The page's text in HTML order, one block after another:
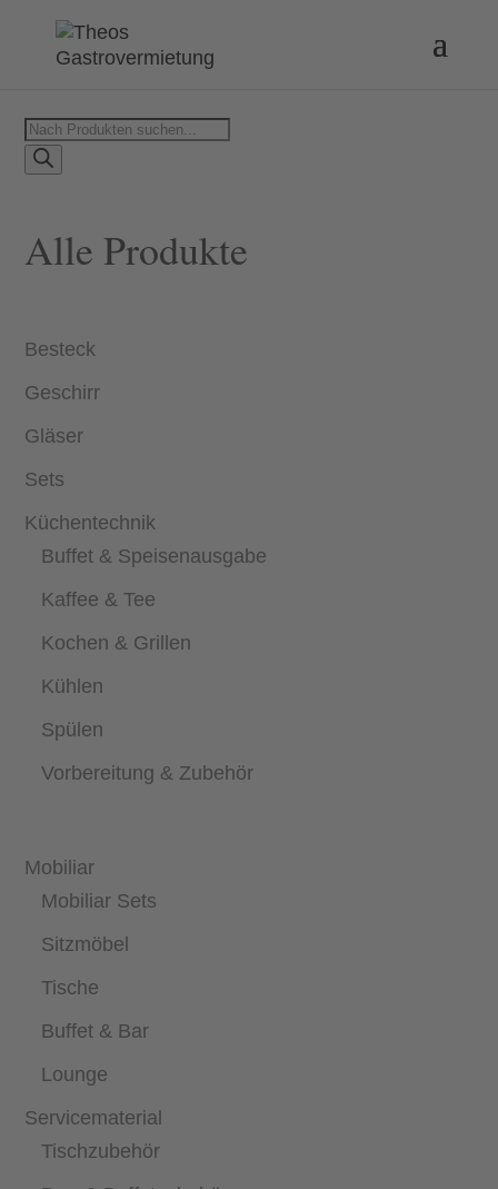
Products
search
Alle Produkte
Besteck
Geschirr
Gläser
Sets
Küchentechnik
Buffet & Speisenausgabe
Kaffee & Tee
Kochen & Grillen
Kühlen
Spülen
Vorbereitung & Zubehör
Mobiliar
Mobiliar Sets
Sitzmöbel
Tische
Buffet & Bar
Lounge
Servicematerial
Tischzubehör